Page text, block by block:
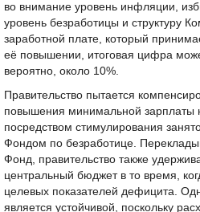
во внимание уровень инфляции,
уровень безработицы и структуру
заработной плате, который
её повышении, итоговая цифра
вероятно, около 10%.
Правительство пытается
повышения минимальной зарплаты
посредством стимулирования
Фондом по безработице.
Фонд, правительство также
центральный бюджет в то время,
целевых показателей дефицита.
является устойчивой, поскольку